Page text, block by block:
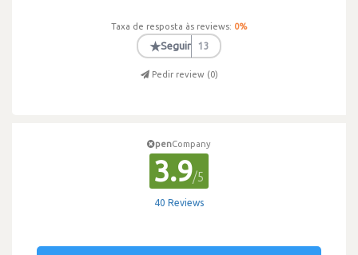
Taxa de resposta às reviews: 0%
★Seguir 13
Pedir review (0)
penCompany
3.9/5
40 Reviews